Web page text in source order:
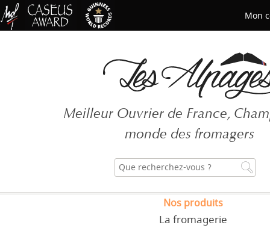
Meilleur Ouvrier de France,
monde des fromagers
Nos produits
La fromagerie
Mon
Mot de passe oublié ?
CRÉER UN